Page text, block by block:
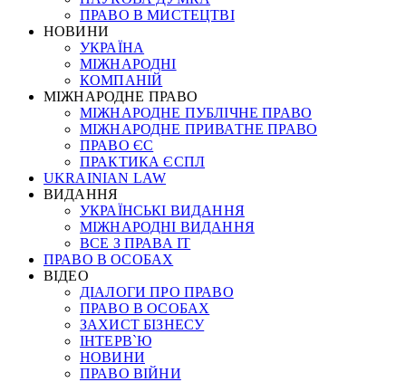
ПРАВО В МИСТЕЦТВІ
НОВИНИ
УКРАЇНА
МІЖНАРОДНІ
КОМПАНІЙ
МІЖНАРОДНЕ ПРАВО
МІЖНАРОДНЕ ПУБЛІЧНЕ ПРАВО
МІЖНАРОДНЕ ПРИВАТНЕ ПРАВО
ПРАВО ЄС
ПРАКТИКА ЄСПЛ
UKRAINIAN LAW
ВИДАННЯ
УКРАЇНСЬКІ ВИДАННЯ
МІЖНАРОДНІ ВИДАННЯ
ВСЕ З ПРАВА ІТ
ПРАВО В ОСОБАХ
ВІДЕО
ДІАЛОГИ ПРО ПРАВО
ПРАВО В ОСОБАХ
ЗАХИСТ БІЗНЕСУ
ІНТЕРВ`Ю
НОВИНИ
ПРАВО ВІЙНИ